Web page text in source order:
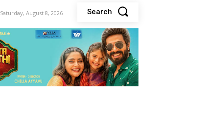
Saturday, August 8, 2026 Search